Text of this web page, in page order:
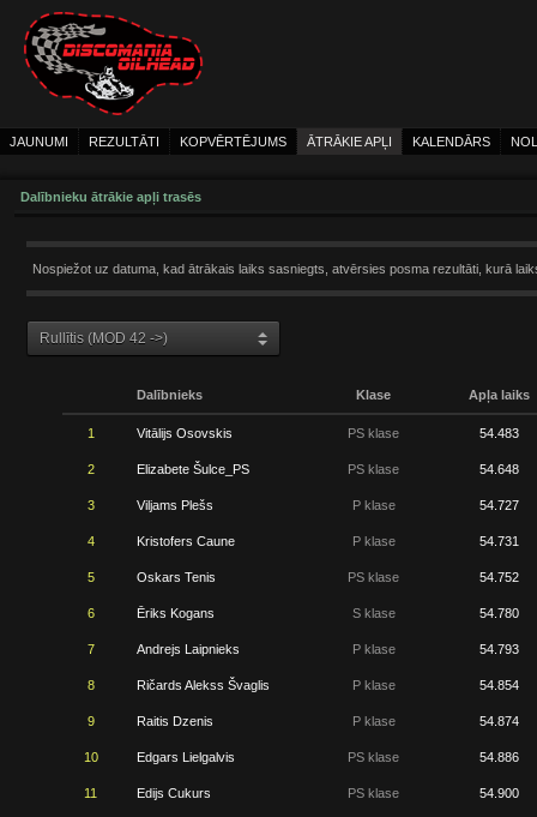
JAUNUMI REZULTĀTI KOPVĒRTĒJUMS ĀTRĀKIE APĻI KALENDĀRS
Dalībnieku ātrākie apļi trasēs
Nospiežot uz datuma, kad ātrākais laiks sasniegts, atvērsies posma rezultāti, kurā
Dalībnieks Klase Apļa laiks
1 Vitālijs Osovskis PS klase 54.483
2 Elizabete Šulce_PS PS klase 54.648
3 Viljams Plešs P klase 54.727
4 Kristofers Caune P klase 54.731
5 Oskars Tenis PS klase 54.752
6 Ēriks Kogans S klase 54.780
7 Andrejs Laipnieks P klase 54.793
8 Ričards Alekss Švaglis P klase 54.854
9 Raitis Dzenis P klase 54.874
10 Edgars Lielgalvis PS klase 54.886
11 Edijs Cukurs PS klase 54.900